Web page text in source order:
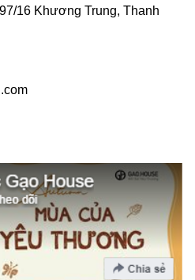
16 Khương Trung, Thanh